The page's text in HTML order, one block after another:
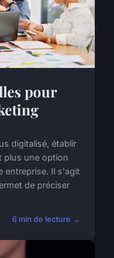
pour
digitalisé, établir
plus une option
entreprise. Il s'agit
de préciser
6 min de lecture →